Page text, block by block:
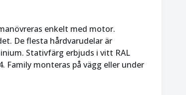
enkelt med motor.
De flesta hårdvarudelar är
Stativfärg erbjuds i vitt RAL
Family monteras på vägg eller under